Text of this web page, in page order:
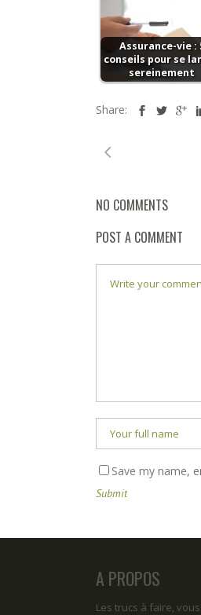
Assurance-vie :
conseils pour se
sereinement
Share:
NO COMMENTS
POST A COMMENT
Save my name,
A PROPOS
Les trucs à faire,